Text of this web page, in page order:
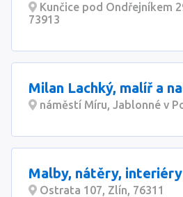
Kunčice pod Ondřejníkem
73913
Milan Lachký, malíř a
náměstí Míru, Jablonné v
Malby, nátěry, interiéry
Ostrata 107, Zlín, 76311